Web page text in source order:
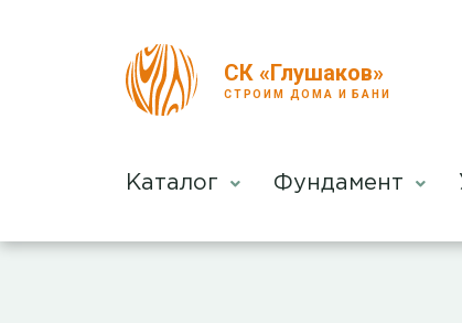
СК «Глушаков»
СТРОИМ ДОМА И БАНИ
Каталог Фундамент